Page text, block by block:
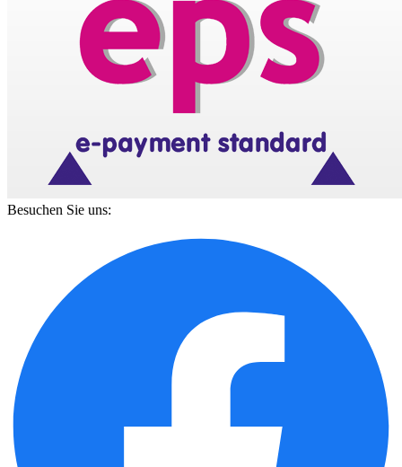
Besuchen Sie uns: